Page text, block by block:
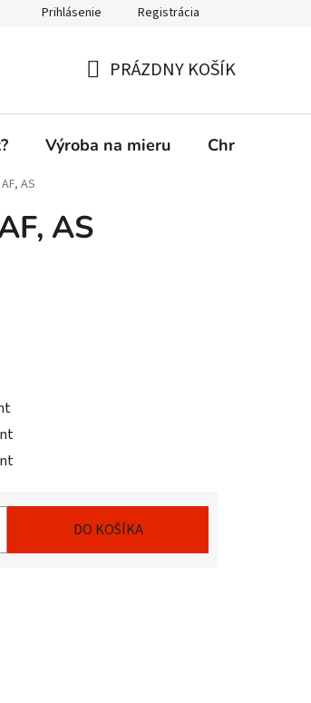
Prihlásenie Registrácia
KOŠÍK
PRÁZDNY KOŠÍK
Výroba na mieru Chránená
AS
AS
DO KOŠÍKA